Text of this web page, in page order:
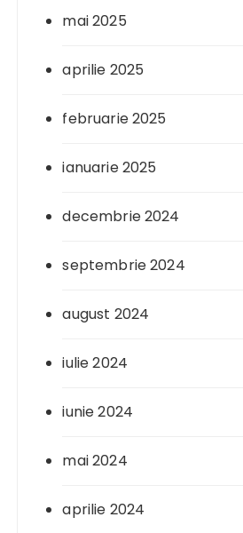
mai 2025
aprilie 2025
februarie 2025
ianuarie 2025
decembrie 2024
septembrie 2024
august 2024
iulie 2024
iunie 2024
mai 2024
aprilie 2024